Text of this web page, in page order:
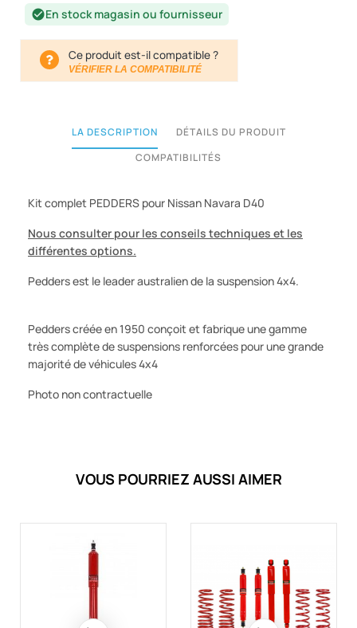
check_circleEn stock magasin ou fournisseur
Ce produit est-il compatible ?
VÉRIFIER LA COMPATIBILITÉ
LA DESCRIPTION
DÉTAILS DU PRODUIT
COMPATIBILITÉS
Kit complet PEDDERS pour Nissan Navara D40
Nous consulter pour les conseils techniques et les
différentes options.
Pedders est le leaderaustraliende la suspension4x4.
Pedderscrééeen 1950 conçoitetfabriqueunegamme
trèscomplètede suspensions renforcées pourunegrande
majoritédevéhicules4x4
Photo non contractuelle
VOUS POURRIEZ AUSSI AIMER